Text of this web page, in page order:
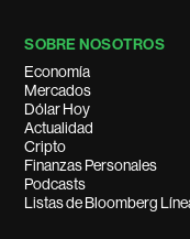
SOBRE NOSOTROS
Economía
Mercados
Dólar Hoy
Actualidad
Cripto
Finanzas Personales
Podcasts
Listas de Bloomberg